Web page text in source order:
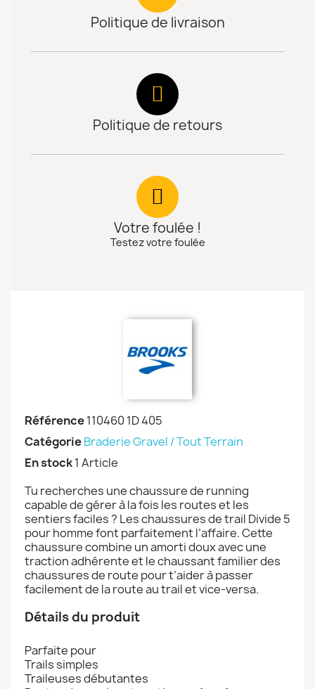
Politique de livraison
Politique de retours
Votre foulée !
Testez votre foulée
Référence110460 1D 405
CatégorieBraderie Gravel / Tout Terrain
En stock1 Article
Tu recherches une chaussure de running
capable de gérer à la fois les routes et les
sentiers faciles ? Les chaussures de trail Divide 5
pour homme font parfaitement l’affaire. Cette
chaussure combine un amorti doux avec une
traction adhérente et le chaussant familier des
chaussures de route pour t’aider à passer
facilement de la route au trail et vice-versa.
Détails du produit
Parfaite pour
Trails simples
Traileuses débutantes